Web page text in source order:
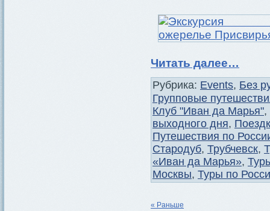
Читать далее…
Рубрика: Events, Без
Групповые
Клуб "Иван да Марья",
выходного дня,
Путешествия по
Стародуб, Трубчевск,
«Иван да Марья»,
Москвы, Туры по
« Раньше